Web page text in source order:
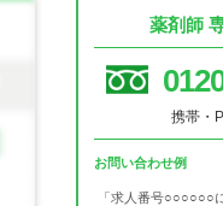
薬剤師
携帯・
お問い合わせ例
「求人番号○○○○○○